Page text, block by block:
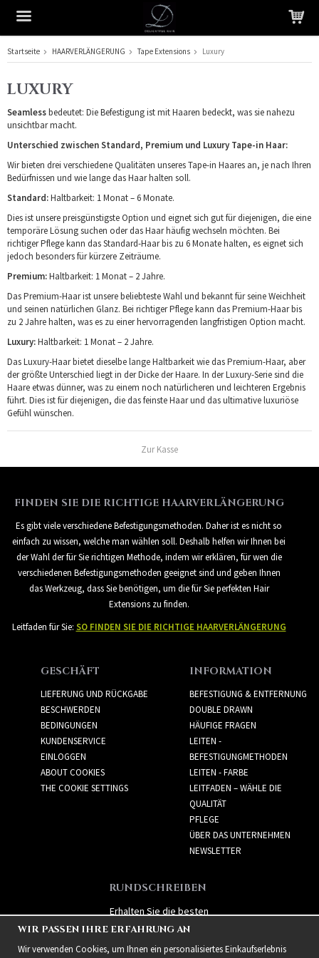
Das Produkt wurde in Ihren Warenkorb gelegt
Startseite HAARVERLÄNGERUNG Tape Extensions Luxury
LUXURY
Seamlessbedeutet: Die Befestigung ist mit Haaren bedeckt, was sie nahezu
unsichtbar macht.
Unterschied zwischen Standard, Premium und Luxury Tape-in Haar:
Wir bieten drei verschiedene Qualitäten unseres Tape-in Haares an, je nach Ihren
Bedürfnissen und wie lange das Haar halten soll.
Standard:Haltbarkeit: 1 Monat – 6 Monate.
Dies ist unsere preisgünstigste Option und eignet sich gut für diejenigen, die eine
temporäre Lösung suchen oder das Haar häufig wechseln möchten. Bei
richtiger Pflege kann das Standard-Haar bis zu 6 Monate halten, es eignet sich
jedoch besonders für kürzere Zeiträume.
Premium:Haltbarkeit: 1 Monat – 2 Jahre.
Das Premium-Haar ist unsere beliebteste Wahl und bekannt für seine Weichheit
und seinen natürlichen Glanz. Bei richtiger Pflege kann das Premium-Haar bis
zu 2 Jahre halten, was es zu einer hervorragenden langfristigen Option macht.
Luxury:Haltbarkeit: 1 Monat – 2 Jahre.
Das Luxury-Haar bietet dieselbe lange Haltbarkeit wie das Premium-Haar, aber
der größte Unterschied liegt in der Dicke der Haare. In der Luxury-Serie sind die
Haare etwas dünner, was zu einem noch natürlicheren und leichteren Ergebnis
führt. Dies ist für diejenigen, die das feinste Haar und das ultimative luxuriöse
Gefühl wünschen.
Zur Kasse
FINDEN SIE DIE RICHTIGE HAARVERLÄNGERUNG
Es gibt viele verschiedene Befestigungsmethoden. Daher ist es nicht so
einfach zu wissen, welche man wählen soll. Deshalb helfen wir Ihnen bei
der Wahl der für Sie richtigen Methode, indem wir erklären, für wen die
verschiedenen Befestigungsmethoden geeignet sind und geben Ihnen
das Werkzeug, dass Sie benötigen, um die für Sie perfekten Hair
Extensions zu finden.
Leitfaden für Sie: SO FINDEN SIE DIE RICHTIGE HAARVERLÄNGERUNG
GESCHÄFT
LIEFERUNG UND RÜCKGABE
BESCHWERDEN
BEDINGUNGEN
KUNDENSERVICE
EINLOGGEN
ABOUT COOKIES
THE COOKIE SETTINGS
INFORMATION
BEFESTIGUNG & ENTFERNUNG
DOUBLE DRAWN
HÄUFIGE FRAGEN
LEITEN -
BEFESTIGUNGMETHODEN
LEITEN - FARBE
LEITFADEN – WÄHLE DIE
QUALITÄT
PFLEGE
ÜBER DAS UNTERNEHMEN
NEWSLETTER
RUNDSCHREIBEN
Erhalten Sie die besten
Angebote und spannende
neue Produkte!
WIR PASSEN IHRE ERFAHRUNG AN
Wir verwenden Cookies, um Ihnen ein personalisiertes Einkaufserlebnis